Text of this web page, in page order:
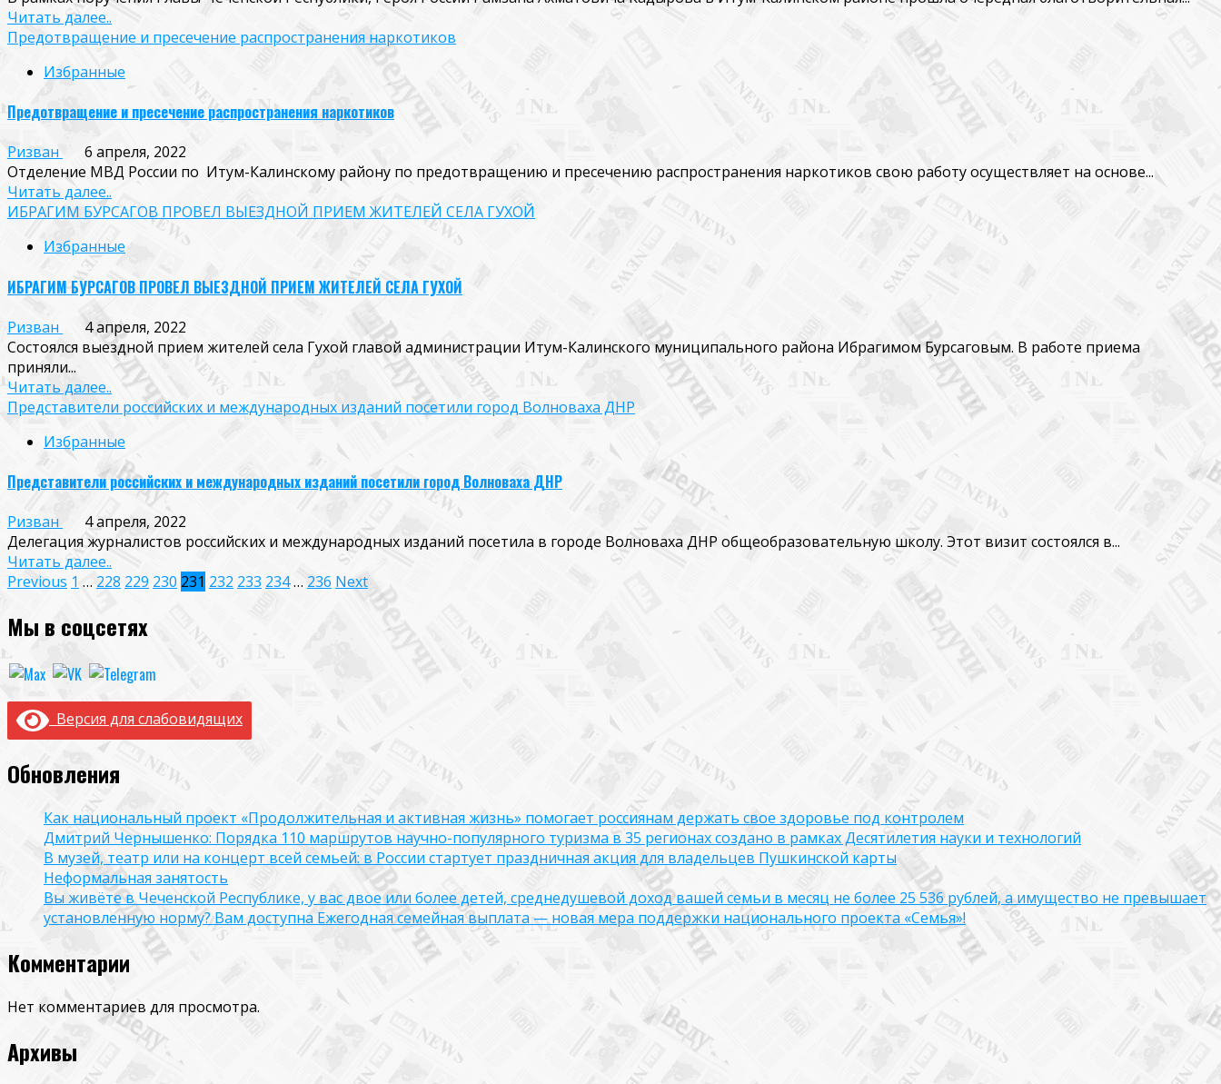
Читать далее..
Предотвращение и пресечение распространения наркотиков
Избранные
Предотвращение и пресечение распространения наркотиков
Ризван
6 апреля, 2022
Отделение МВД России по Итум-Калинскому району по предотвращению и пресечению распространения наркотиков свою работу осуществляет на основе...
Читать далее..
ИБРАГИМ БУРСАГОВ ПРОВЕЛ ВЫЕЗДНОЙ ПРИЕМ ЖИТЕЛЕЙ СЕЛА ГУХОЙ
Избранные
ИБРАГИМ БУРСАГОВ ПРОВЕЛ ВЫЕЗДНОЙ ПРИЕМ ЖИТЕЛЕЙ СЕЛА ГУХОЙ
Ризван
4 апреля, 2022
Состоялся выездной прием жителей села Гухой главой администрации Итум-Калинского муниципального района Ибрагимом Бурсаговым. В работе приема
приняли...
Читать далее..
Представители российских и международных изданий посетили город Волноваха ДНР
Избранные
Представители российских и международных изданий посетили город Волноваха ДНР
Ризван
4 апреля, 2022
Делегация журналистов российских и международных изданий посетила в городе Волноваха ДНР общеобразовательную школу. Этот визит состоялся в...
Читать далее..
Пагинация
записей
Previous 1 … 228 229 230 231 232 233 234… 236 Next
Мы в соцсетях
Версия для слабовидящих
Обновления
Как национальный проект «Продолжительная и активная жизнь» помогает россиянам держать свое здоровье под контролем
Дмитрий Чернышенко: Порядка 110 маршрутов научно-популярного туризма в 35 регионах создано в рамках Десятилетия науки и технологий
В музей, театр или на концерт всей семьей: в России стартует праздничная акция для владельцев Пушкинской карты
Неформальная занятость
Вы живёте в Чеченской Республике, у вас двое или более детей, среднедушевой доход вашей семьи в месяц не более 25 536 рублей, а имущество не превышает
установленную норму? Вам доступна Ежегодная семейная выплата — новая мера поддержки национального проекта «Семья»!
Комментарии
Нет комментариев для просмотра.
Архивы